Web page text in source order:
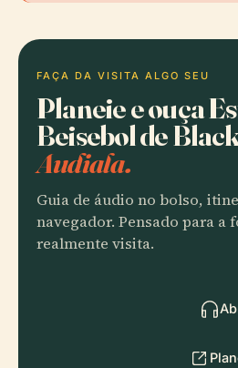
FAÇA DA VISITA ALGO SEU
Planeie e ouça
Beisebol de
Audiala.
Guia de áudio no bolso,
navegador. Pensado para a
realmente visita.